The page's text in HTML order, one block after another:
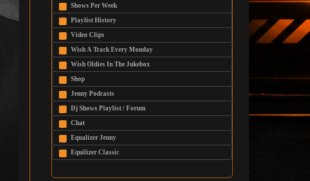
Shows Per Week
Playlist History
Video Clips
Wish A Track Every Monday
Wish Oldies In The Jukebox
Shop
Jenny Podcasts
Dj Shows Playlist / Forum
Chat
Equalizer Jenny
Equilizer Classic